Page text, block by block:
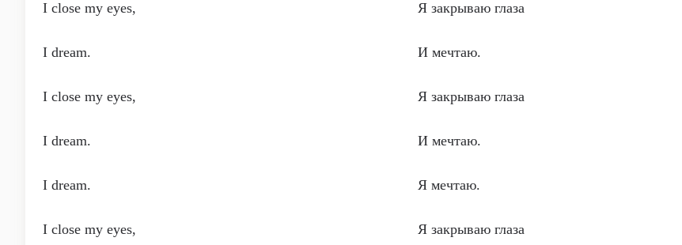
I close my eyes, Я закрываю глаза
I dream. И мечтаю.
I close my eyes, Я закрываю глаза
I dream. И мечтаю.
I dream. Я мечтаю.
I close my eyes, Я закрываю глаза